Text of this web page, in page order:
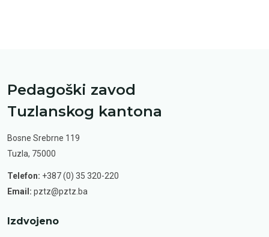
Pedagoški zavod
Tuzlanskog kantona
Bosne Srebrne 119
Tuzla, 75000
Telefon: +387 (0) 35 320-220
Email: pztz@pztz.ba
Izdvojeno